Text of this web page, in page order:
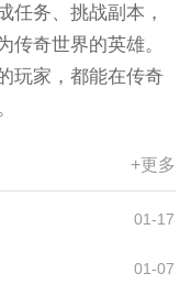
任务、挑战副本，
传奇世界的英雄。
玩家，都能在传奇
+更多
01-17
01-07